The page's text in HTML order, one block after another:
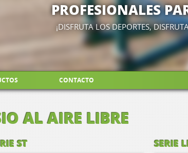
PROFESIONALES
¡DISFRUTA LOS DEPORTES,
CONTACTO
AL AIRE LIBRE
ST SERIE